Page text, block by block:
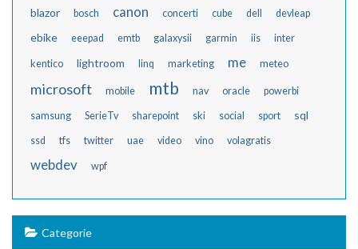
blazor bosch canon concerti cube dell devleap
ebike eeepad emtb galaxysii garmin iis inter
kentico lightroom linq marketing me meteo
microsoft mobile mtb nav oracle powerbi
samsung SerieTv sharepoint ski social sport sql
ssd tfs twitter uae video vino volagratis
webdev wpf
Categorie